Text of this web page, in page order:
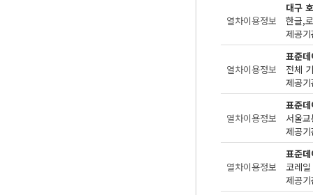
열차이용정보
대구
한글,
제공
열차이용정보
표준
전체
제공
열차이용정보
표준
서울
제공
열차이용정보
표준
코레
제공